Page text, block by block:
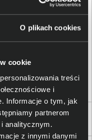
O plikach cookies
cookie
treści
i
Informacje o tym, jak
partnerom
analitycznym.
z innymi danymi
Inc.; 1501 Page Mill Road,
Alto, CA 94304, United
Phone:+ 1 650-857-
23010; 08028
Spain; Email
reg@hp.com